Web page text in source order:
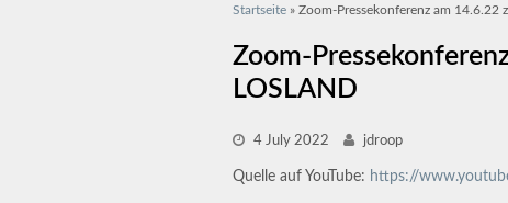
Sie sind hier
Startseite » Zoom-Pressekonferenz am 14.6.22
Zoom-
LOSLAND
4 July 2022 jdroop
Quelle auf YouTube: https://